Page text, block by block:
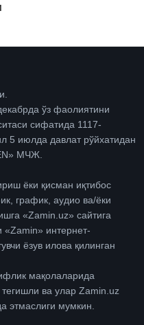
ўз фаолиятини
сифатида 1117-
5 июлда давлат рўйхатидан
МЧЖ.
ёки қисман иқтибос
график, аудио ва/ёки
«Zamin.uz» сайтига
«Zamin» интернет-
ёзув илова қилинган
мақолаларида
ва улар Zamin.uz
этмаслиги мумкин.